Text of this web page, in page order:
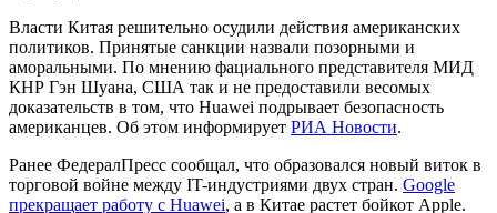
Власти Китая решительно осудили действия американских
политиков. Принятые санкции назвали позорными и
аморальными. По мнению фациального представителя МИД
КНР Гэн Шуана, США так и не предоставили весомых
доказательств в том, что Huawei подрывает безопасность
американцев. Об этом информирует РИА Новости.
Ранее ФедералПресс сообщал, что образовался новый виток в
торговой войне между IT-индустриями двух стран. Google
прекращает работу с Huawei, а в Китае растет бойкот Apple.